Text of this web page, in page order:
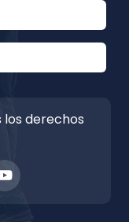
los derechos